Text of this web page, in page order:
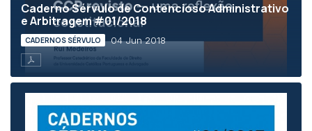
Caderno Sérvulo de Contencioso Administrativo
e Arbitragem #01/2018
CADERNOS SÉRVULO 04 Jun 2018